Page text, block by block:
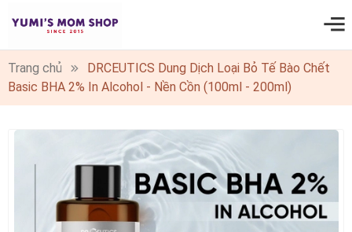
0
Trang chủ
DRCEUTICS Dung Dịch Loại Bỏ Tế Bào Chết
Basic BHA 2% In Alcohol - Nền Cồn (100ml - 200ml)